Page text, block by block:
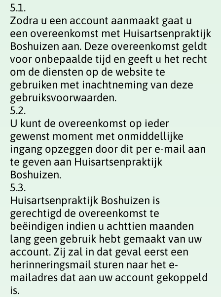
5.1.
Zodra u een account aanmaakt gaat u
een overeenkomst met Huisartsenpraktijk
Boshuizen aan. Deze overeenkomst geldt
voor onbepaalde tijd en geeft u het recht
om de diensten op de website te
gebruiken met inachtneming van deze
gebruiksvoorwaarden.
5.2.
U kunt de overeenkomst op ieder
gewenst moment met onmiddellijke
ingang opzeggen door dit per e-mail aan
te geven aan Huisartsenpraktijk
Boshuizen.
5.3.
Huisartsenpraktijk Boshuizen is
gerechtigd de overeenkomst te
beëindigen indien u achttien maanden
lang geen gebruik hebt gemaakt van uw
account. Zij zal in dat geval eerst een
herinneringsmail sturen naar het e-
mailadres dat aan uw account gekoppeld
is.